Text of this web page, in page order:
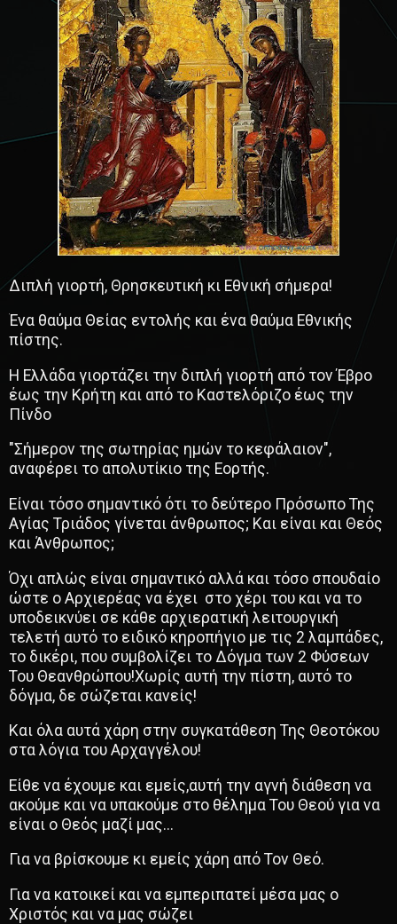
Διπλή γιορτή, Θρησκευτική κι Εθνική σήμερα!
Ένα θαύμα Θείας εντολής και ένα θαύμα Εθνικής
πίστης.
Η Ελλάδα γιορτάζει την διπλή γιορτή από τον Έβρο
έως την Κρήτη και από το Καστελόριζο έως την
Πίνδο
"Σήμερον της σωτηρίας ημών το κεφάλαιον",
αναφέρει το απολυτίκιο της Εορτής.
Είναι τόσο σημαντικό ότι το δεύτερο Πρόσωπο Της
Αγίας Τριάδος γίνεται άνθρωπος; Kαι είναι και Θεός
και Άνθρωπος;
Όχι απλώς είναι σημαντικό αλλά και τόσο σπουδαίο
ώστε ο Αρχιερέας να έχει στο χέρι του και να το
υποδεικνύει σε κάθε αρχιερατική λειτουργική
τελετή αυτό το ειδικό κηροπήγιο με τις 2 λαμπάδες,
το δικέρι, που συμβολίζει το Δόγμα των 2 Φύσεων
Του Θεανθρώπου!Χωρίς αυτή την πίστη, αυτό το
δόγμα, δε σώζεται κανείς!
Και όλα αυτά χάρη στην συγκατάθεση Της Θεοτόκου
στα λόγια του Αρχαγγέλου!
Είθε να έχουμε και εµείς,αυτή την αγνή διάθεση να
ακούµε και να υπακούµε στο θέληµα Του Θεού για να
είναι ο Θεός µαζί µας...
Για να βρίσκουµε κι εµείς χάρη από Τον Θεό.
Για να κατοικεί και να εµπεριπατεί µέσα µας ο
Χριστός και να µας σώζει